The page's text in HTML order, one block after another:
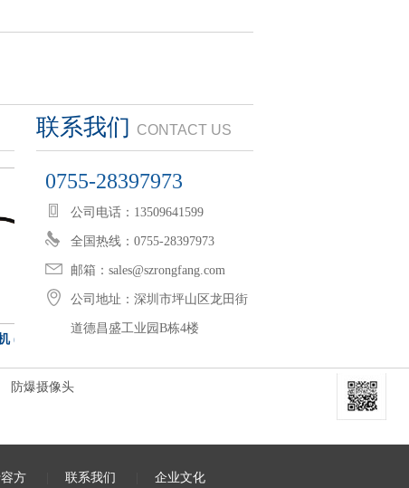
联系我们 CONTACT US
0755-28397973
公司电话：13509641599
全国热线：0755-28397973
邮箱：sales@szrongfang.com
公司地址：深圳市坪山区龙田街
道德昌盛工业园B栋4楼
防爆摄像头
方 联系我们 企业文化